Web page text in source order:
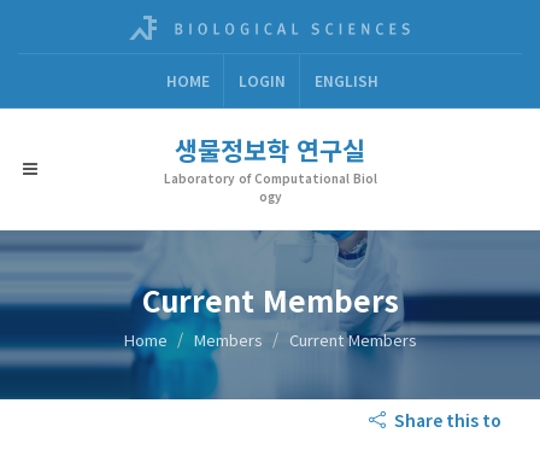
HOME LOGIN ENGLISH
생물정보학 연구실
Laboratory of Computational Biol
ogy
Current Members
Home Members Current Members
Share this to